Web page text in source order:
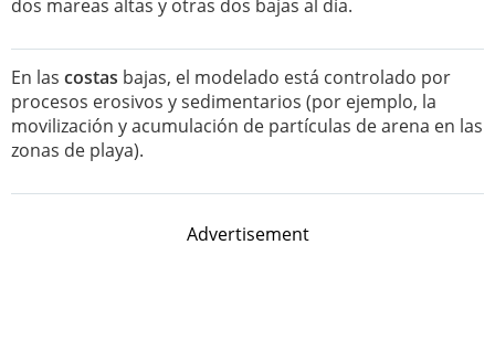
dos mareas altas y otras dos bajas al día.
En las costas bajas, el modelado está controlado por
procesos erosivos y sedimentarios (por ejemplo, la
movilización y acumulación de partículas de arena en las
zonas de playa).
Advertisement